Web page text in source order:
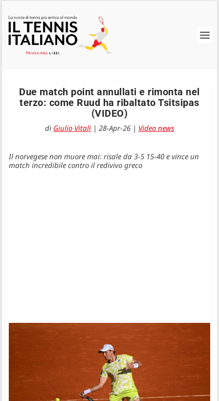
Due match point annullati e rimonta nel
terzo: come Ruud ha ribaltato Tsitsipas
(VIDEO)
di Giulio Vitali | 28-Apr-26 | Video news
Il norvegese non muore mai: risale da 3-5 15-40 e vince un
match incredibile contro il redivivo greco